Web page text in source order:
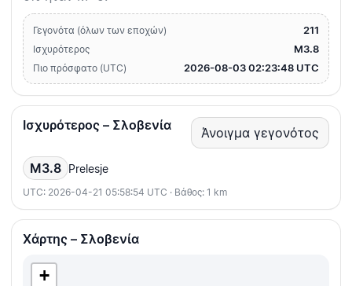
Γεγονότα (όλων των εποχών) 211
Ισχυρότερος M3.8
Πιο πρόσφατο (UTC) 2026-08-03 02:23:48 UTC
Ισχυρότερος – Σλοβενία Άνοιγμα γεγονότος
M3.8 Prelesje
UTC: 2026-04-21 05:58:54 UTC · Βάθος: 1 km
Χάρτης – Σλοβενία
+